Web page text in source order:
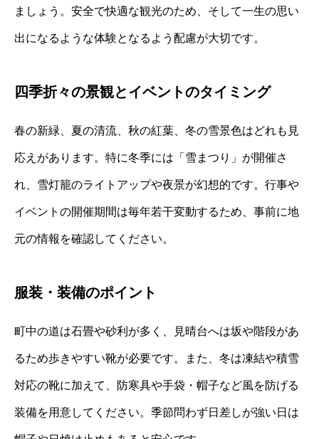
ましょう。安全で快適な観光のため、そして一生の思い
出になるような体験となるよう配慮が大切です。
四季折々の景観とイベントのタイミング
春の新緑、夏の清流、秋の紅葉、冬の雪景色はどれも見
応えがあります。特に冬季には「雪まつり」が開催さ
れ、雪灯籠のライトアップや夜景が幻想的です。行事や
イベントの開催期間は毎年若干変動するため、事前に地
元の情報を確認してください。
服装・装備のポイント
町中の道は石畳や砂利が多く、見晴台へは坂や階段があ
るため歩きやすい靴が必要です。また、冬は凍結や積雪
対応の靴に加えて、防寒具や手袋・帽子など風を防げる
装備を用意してください。季節問わず日差しが強い日は